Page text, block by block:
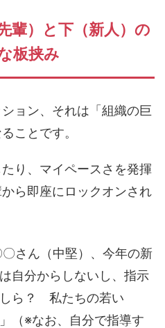
輩）と下（新人）の
板挟み
ョン、それは「組織の巨
ことです。
り、マイペースさを発揮
ら即座にロックオンされ
〇さん（中堅）、今年の新
自分からしないし、指示
ら？ 私たちの若い
（※なお、自分で指導す